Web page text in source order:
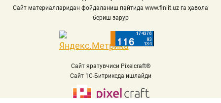
Сайт материалларидан фойдаланиш пайтида www.finlit.uz га ҳавола
бериш зарур
Сайт яратувчиси Pixelcraft®
Сайт 1C-Битриксда ишлайди